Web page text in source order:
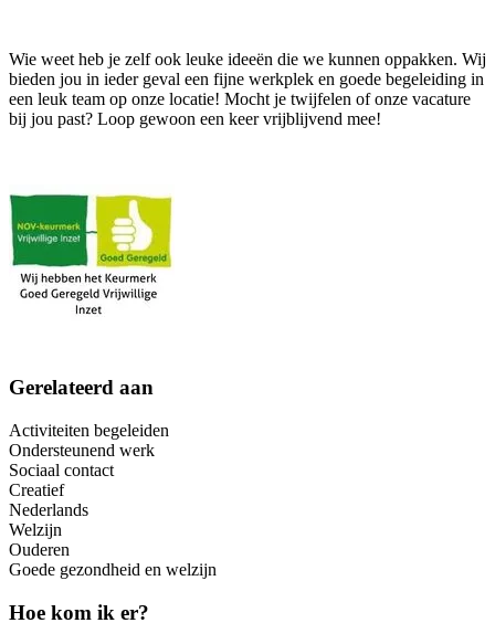
Wie weet heb je zelf ook leuke ideeën die we kunnen oppakken. Wij
bieden jou in ieder geval een fijne werkplek en goede begeleiding in
een leuk team op onze locatie! Mocht je twijfelen of onze vacature
bij jou past? Loop gewoon een keer vrijblijvend mee!
Gerelateerd aan
Activiteiten begeleiden
Ondersteunend werk
Sociaal contact
Creatief
Nederlands
Welzijn
Ouderen
Goede gezondheid en welzijn
Hoe kom ik er?